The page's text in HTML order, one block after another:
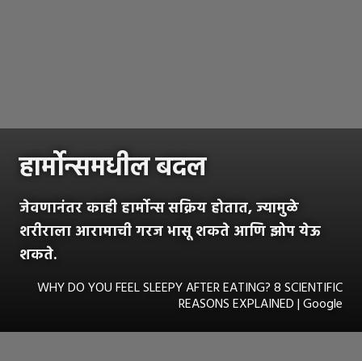
हार्मोन्समधील बदल
जेवणानंतर काही हार्मोन्स सक्रिय होतात, ज्यामुळे
शरीराला आरामाची गरज भासू शकते आणि झोप येऊ
शकते.
WHY DO YOU FEEL SLEEPY AFTER EATING? 8 SCIENTIFIC
REASONS EXPLAINED | Google